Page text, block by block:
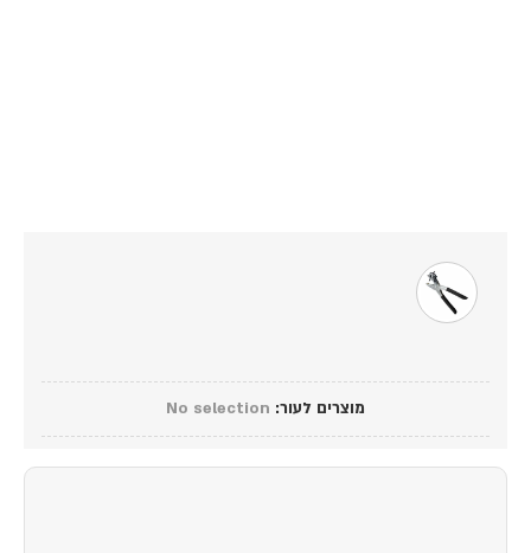
מוצרים לעור:
No selection